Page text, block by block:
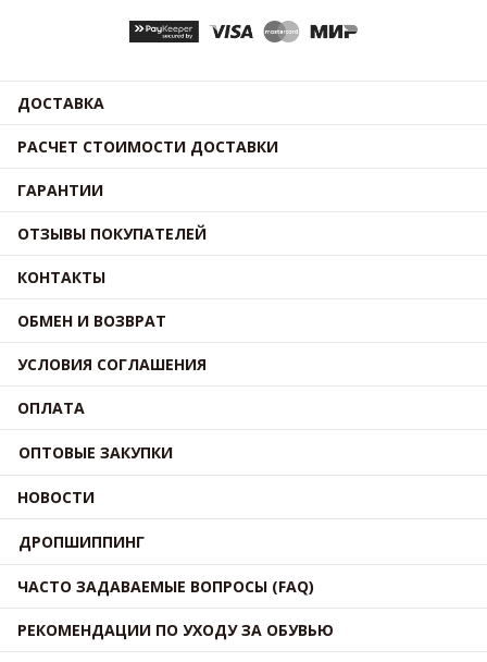
ДОСТАВКА
РАСЧЕТ СТОИМОСТИ ДОСТАВКИ
ГАРАНТИИ
ОТЗЫВЫ ПОКУПАТЕЛЕЙ
КОНТАКТЫ
ОБМЕН И ВОЗВРАТ
УСЛОВИЯ СОГЛАШЕНИЯ
ОПЛАТА
ОПТОВЫЕ ЗАКУПКИ
НОВОСТИ
ДРОПШИППИНГ
ЧАСТО ЗАДАВАЕМЫЕ ВОПРОСЫ (FAQ)
РЕКОМЕНДАЦИИ ПО УХОДУ ЗА ОБУВЬЮ